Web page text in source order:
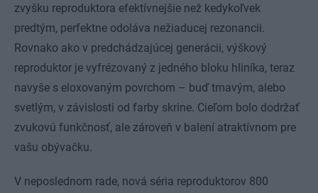
zvyšku reproduktora efektívnejšie než kedykoľvek
predtým, perfektne odoláva nežiaducej rezonancii.
Rovnako ako v predchádzajúcej generácii, výškový
reproduktor je vyfrézovaný z jedného bloku hliníka, teraz
navyše s eloxovaným povrchom – buď tmavým, alebo
svetlým, v závislosti od farby skrine. Cieľom bolo dodržať
zvukovú funkčnosť, ale zároveň v balení atraktívnom pre
vašu obývačku.
V neposlednom rade, nová séria reproduktorov 800